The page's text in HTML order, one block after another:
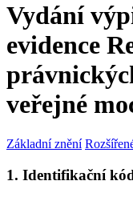
Vydání
evidence
veřejné
Základní znění
1. Identifikační